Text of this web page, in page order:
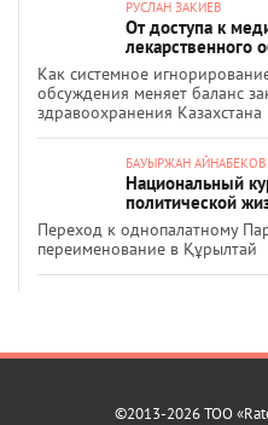
РУСЛАН ЗАКИЕВ
От доступа к
лекарственного
Как системное
обсуждения меняет баланс
здравоохранения Казахстана
БАУЫРЖАН АЙНАБЕКОВ
Национальный
политической
Переход к однопалатному
переименование в Құрылтай
©2013-2026 ТОО